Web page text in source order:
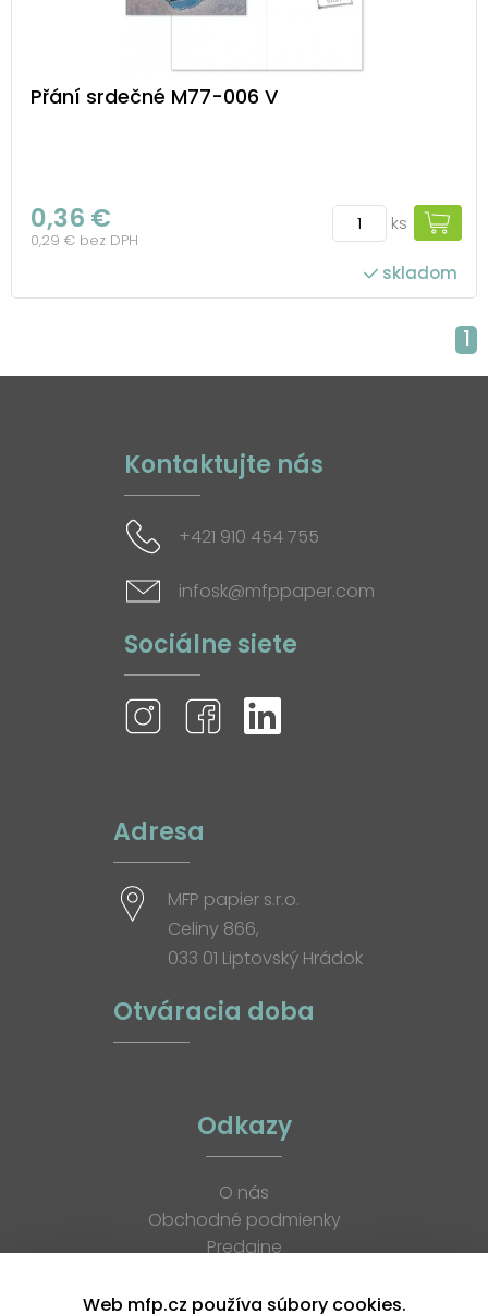
Přání srdečné M77-006 V
0,36 €
0,29 € bez DPH
ks
skladom
1
Kontaktujte nás
+421 910 454 755
infosk@mfppaper.com
Sociálne siete
Adresa
MFP papier s.r.o.
Celiny 866,
033 01 Liptovský Hrádok
Otváracia doba
Odkazy
O nás
Obchodné podmienky
Predajne
K stiahnutiu
Web mfp.cz používa súbory cookies.